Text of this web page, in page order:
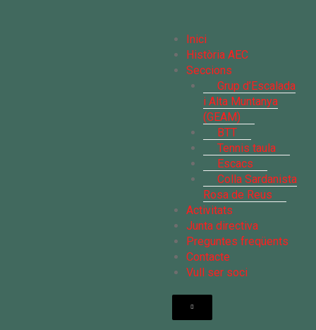
Inici
Història AEC
Seccions
Grup d’Escalada
i Alta Muntanya
(GEAM)
BTT
Tennis taula
Escacs
Colla Sardanista
Rosa de Reus
Activitats
Junta directiva
Preguntes freqüents
Contacte
Vull ser soci
MENÚ CONMUTADOR HAMBURGUESA